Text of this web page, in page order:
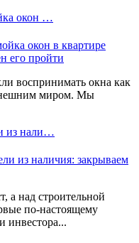
окон …
воспринимать окна как
миром. Мы
из нали…
а над строительной
по-настоящему
инвестора...